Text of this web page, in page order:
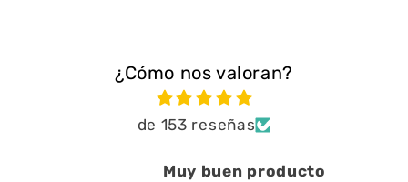
¿Cómo nos valoran?
de 153 reseñas
Muy buen producto